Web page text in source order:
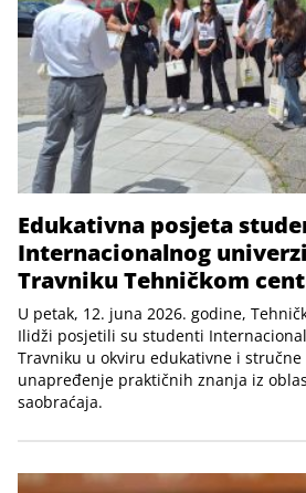
Edukativna posjeta
Internacionalnog
Travniku Tehničkom
U petak, 12. juna 2026. godine,
Ilidži posjetili su studenti
Travniku u okviru edukativne i
unapređenje praktičnih znanja iz
saobraćaja.